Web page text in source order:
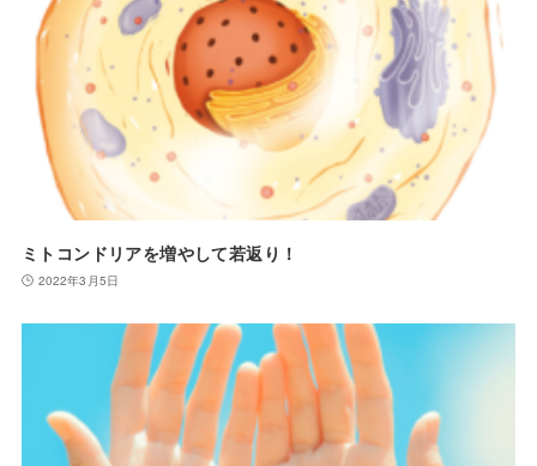
ミトコンドリアを増やして若返り！
2022年3月5日